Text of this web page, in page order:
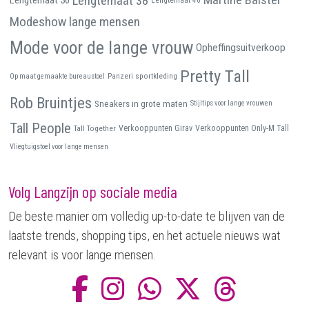
Modeshow lange mensen
Mode voor de lange vrouw Opheffingsuitverkoop
Op maat gemaakte bureaustoel Panzeri sportkleding Pretty Tall
Rob Bruintjes Sneakers in grote maten Stijltips voor lange vrouwen
Tall People Tall Together Verkooppunten Girav Verkooppunten Only-M Tall
Vliegtuigstoel voor lange mensen
Volg Langzijn op sociale media
De beste manier om volledig up-to-date te blijven van de
laatste trends, shopping tips, en het actuele nieuws wat
relevant is voor lange mensen.